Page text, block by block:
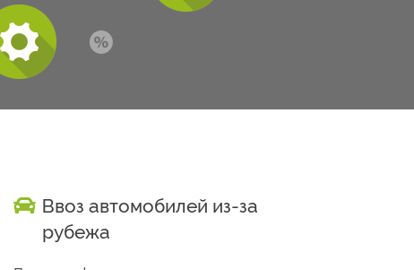
Ввоз автомобилей из-за
рубежа